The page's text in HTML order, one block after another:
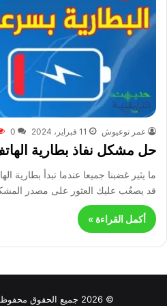
عمر توعيوش 11 فبراير، 2024 0
حل مشكل نفاذ بطارية
ما يثير غضبنا جميعا عندما تبدأ بطارية
قد يصعُب عليك العثور على مصدر
أكمل القراءة »
© 2026 جميع الحقوق محفوظة لموقع حديث التقنية